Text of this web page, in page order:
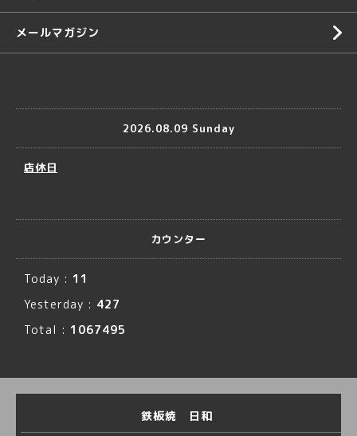
メールマガジン
2026.08.09 Sunday
店休日
カウンター
Today : 11
Yesterday : 427
Total : 1067495
鉄板焼 日和